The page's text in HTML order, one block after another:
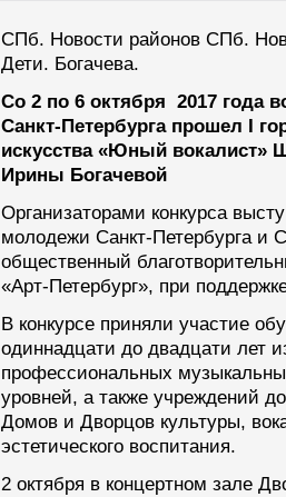
СПб. Новости районов СПб.
Дети. Богачева.
Со 2 по 6 октября 2017 года
Санкт-Петербурга прошел I
искусства «Юный вокалист»
Ирины Богачевой
Организаторами конкурса
молодежи Санкт-Петербурга и
общественный
«Арт-Петербург», при
В конкурсе приняли участие
одиннадцати до двадцати лет
профессиональных
уровней, а также учреждений
Домов и Дворцов культуры,
эстетического воспитания.
2 октября в концертном зале